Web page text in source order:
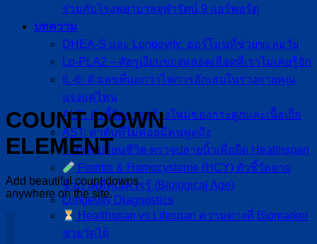
ร่วมกับโรงพยาบาลจุฬารัตน์ 9 แอร์พอร์ต
บทความ
DHEA-S และ Longevity: ฮอร์โมนที่ช่วยชะลอวัย
Lp-PLA2 – ศัตรูเงียบของหลอดเลือดที่เราไม่เคยรู้จัก
IL-6: ตัวเลขที่บอกว่าไฟการอักเสบในร่างกายคุณ
แรงแค่ไหน
ALP: ตัวชี้วัดการสร้างใหม่ของกระดูกและเนื้อเยื่อ
AST: ค่าตับที่ไม่ค่อยมีคนพูดถึง
5 นาทีเปลี่ยนชีวิต ตรวจปลายนิ้วเพื่อยืด Healthspan
Ferritin & Homocysteine (HCY) ตัวชี้วัดอายุ
ชีวภาพที่คุณควรรู้ (Biological Age)
Longevity Diagnostics
Healthspan vs Lifespan ความต่างที่ Biomarker
ช่วยวัดได้
COUNT DOWN
ELEMENT
Add beautiful count downs
anywhere on the site.